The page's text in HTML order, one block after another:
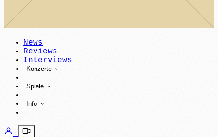
News
Reviews
Interviews
Konzerte
Spiele
Info